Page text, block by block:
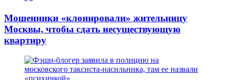
Мошенники «клонировали» жительницу
Москвы, чтобы сдать несуществующую
квартиру